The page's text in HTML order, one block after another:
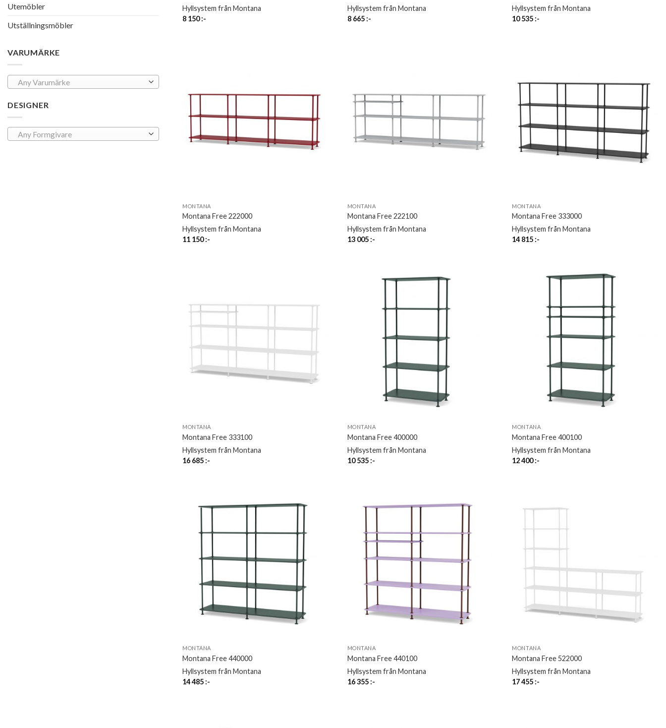
Utemöbler
Utställningsmöbler
VARUMÄRKE
Any Varumärke
DESIGNER
Any Formgivare
Hyllsystem från Montana
8 150:-
Hyllsystem från Montana
8 665 :-
Hyllsystem från Montana
10 535 :-
MONTANA
Montana Free 222000
Hyllsystem från Montana
11 150:-
MONTANA
Montana Free 222100
Hyllsystem från Montana
13 005 :-
MONTANA
Montana Free 333000
Hyllsystem från Montana
14 815 :-
MONTANA
Montana Free 333100
Hyllsystem från Montana
16 685 :-
MONTANA
Montana Free 400000
Hyllsystem från Montana
10 535 :-
MONTANA
Montana Free 400100
Hyllsystem från Montana
12 400:-
MONTANA
Montana Free 440000
Hyllsystem från Montana
14 485 :-
MONTANA
Montana Free 440100
Hyllsystem från Montana
16 355 :-
MONTANA
Montana Free 522000
Hyllsystem från Montana
17 455 :-